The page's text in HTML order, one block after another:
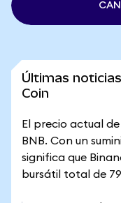
Últimas
Coin
El precio actual
BNB. Con un
significa que
bursátil total de